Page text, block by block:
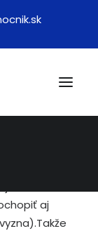
kúpil. Jeho
Pán
sa snaži
jeho
auta.
aj